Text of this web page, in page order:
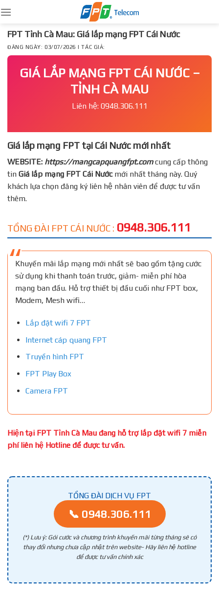
to
content
FPT Tỉnh Cà Mau: Giá lắp mạng FPT Cái Nước
ĐĂNG NGÀY: 03/07/2026 | TÁC GIẢ:
GIÁ LẮP MẠNG FPT CÁI NƯỚC –
TỈNH CÀ MAU
Liên hệ: 0948.306.111
Giá lắp mạng FPT tại Cái Nước mới nhất
WEBSITE: https://mangcapquangfpt.comcung cấp thông
tin Giá lắp mạng FPT Cái Nướcmới nhất tháng này. Quý
khách lựa chọn đăng ký liên hệ nhân viên để được tư vấn
thêm.
TỔNG ĐÀI FPT CÁI NƯỚC : 0948.306.111
Khuyến mãi lắp mạng mới nhất sẽ bao gồm tặng cước
sử dụng khi thanh toán trước, giảm- miễn phí hòa
mạng ban đầu. Hỗ trợ thiết bị đầu cuối như FPT box,
Modem, Mesh wifi…
Lắp đặt wifi 7 FPT
Internet cáp quang FPT
Truyền hình FPT
FPT Play Box
Camera FPT
Hiện tại FPT Tỉnh Cà Mau đang hỗ trợ lắp đặt wifi 7 miễn
phí liên hệ Hotline để được tư vấn.
TỔNG ĐÀI DỊCH VỤ FPT
📞 0948.306.111
(*) Lưu ý: Gói cước và chương trình khuyến mãi từng tháng sẽ có
thay đổi nhưng chưa cập nhật trên website- Hãy liên hệ hotline
để được tư vấn chính xác